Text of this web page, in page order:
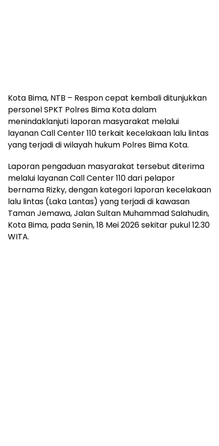
Kota Bima, NTB – Respon cepat kembali ditunjukkan
personel SPKT Polres Bima Kota dalam
menindaklanjuti laporan masyarakat melalui
layanan Call Center 110 terkait kecelakaan lalu lintas
yang terjadi di wilayah hukum Polres Bima Kota.
Laporan pengaduan masyarakat tersebut diterima
melalui layanan Call Center 110 dari pelapor
bernama Rizky, dengan kategori laporan kecelakaan
lalu lintas (Laka Lantas) yang terjadi di kawasan
Taman Jemawa, Jalan Sultan Muhammad Salahudin,
Kota Bima, pada Senin, 18 Mei 2026 sekitar pukul 12.30
WITA.